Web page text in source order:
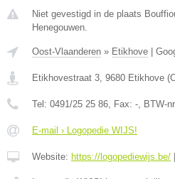
Niet gevestigd in de plaats
Henegouwen.
Oost-Vlaanderen » Etikhove
Etikhovestraat 3, 9680 Etikhove (
Tel: 0491/25 25 86, Fax: -, BTW-
E-mail › Logopedie WIJS!
Website: https://logopediewijs.be/